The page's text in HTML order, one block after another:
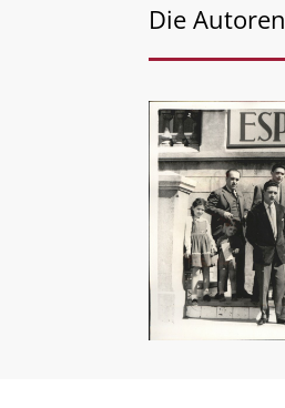
Die Autoren